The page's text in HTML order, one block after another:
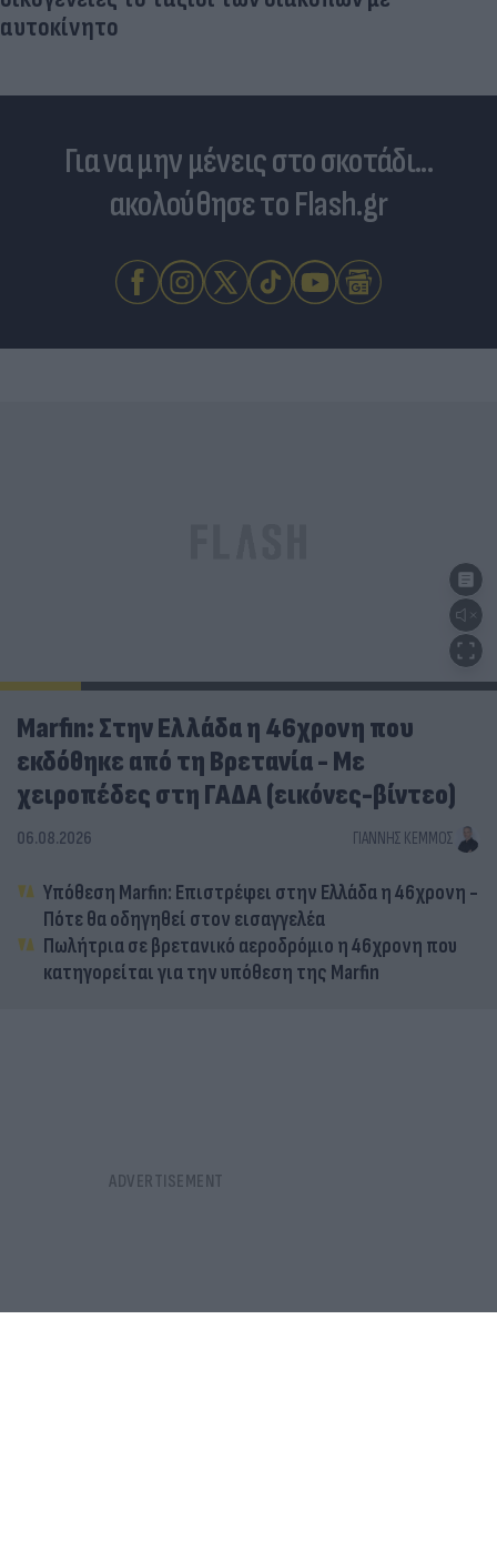
αυτοκίνητο
Για να μην μένεις στο σκοτάδι...
ακολούθησε το Flash.gr
Marfin: Στην Ελλάδα η 46χρονη που
εκδόθηκε από τη Βρετανία - Με
χειροπέδες στη ΓΑΔΑ (εικόνες-βίντεο)
06.08.2026 ΓΙΆΝΝΗΣ ΚΈΜΜΟΣ
Υπόθεση Marfin: Επιστρέφει στην Ελλάδα η 46χρονη -
Πότε θα οδηγηθεί στον εισαγγελέα
Πωλήτρια σε βρετανικό αεροδρόμιο η 46χρονη που
κατηγορείται για την υπόθεση της Marfin